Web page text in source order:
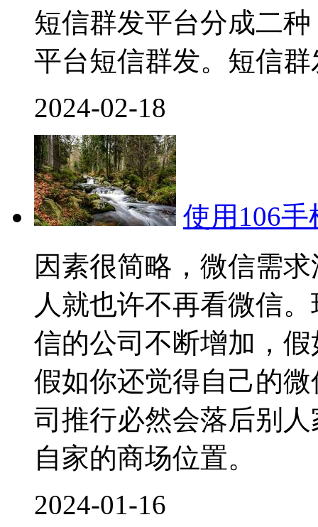
短信群发平台分成二
平台短信群发。短信群
2024-02-18
使用106
因素很简略，微信需
人就也许不再看微信
信的公司不断增加，
假如你还觉得自己的
司推行必然会落后别
自家的商场位置。
2024-01-16